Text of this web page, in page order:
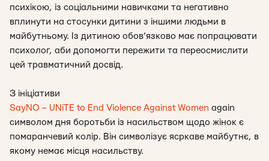
психікою, із соціальними навичками та негативно
вплинути на стосунки дитини з іншими людьми в
майбутньому. Із дитиною обов’язково має попрацювати
психолог, аби допомогти пережити та переосмислити
цей травматичний досвід.
З ініціативи
SayNO – UNiTE to End Violence Against Women again
символом дня боротьби із насильством щодо жінок є
помаранчевий колір. Він символізує ясркаве майбутнє, в
якому немає місця насильству.